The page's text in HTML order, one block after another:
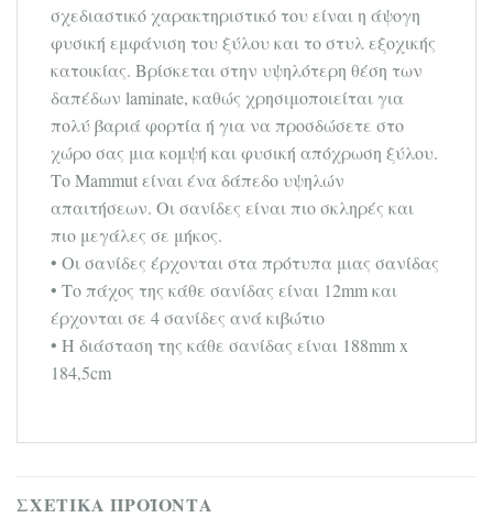
σχεδιαστικό χαρακτηριστικό του είναι η άψογη
φυσική εμφάνιση του ξύλου και το στυλ εξοχικής
κατοικίας. Βρίσκεται στην υψηλότερη θέση των
δαπέδων laminate, καθώς χρησιμοποιείται για
πολύ βαριά φορτία ή για να προσδώσετε στο
χώρο σας μια κομψή και φυσική απόχρωση ξύλου.
Το Mammut είναι ένα δάπεδο υψηλών
απαιτήσεων. Οι σανίδες είναι πιο σκληρές και
πιο μεγάλες σε μήκος.
• Οι σανίδες έρχονται στα πρότυπα μιας σανίδας
• Το πάχος της κάθε σανίδας είναι 12mm και
έρχονται σε 4 σανίδες ανά κιβώτιο
• Η διάσταση της κάθε σανίδας είναι 188mm x
184,5cm
ΣΧΕΤΙΚΆ ΠΡΟΪΌΝΤΑ